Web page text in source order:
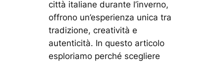
città italiane durante l’inverno,
offrono un’esperienza unica tra
tradizione, creatività e
autenticità. In questo articolo
esploriamo perché scegliere